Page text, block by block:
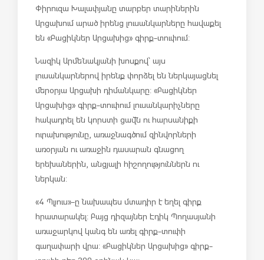
Փիրուզա Խալափյանը տարբեր տարիներին
Արցախում արած իրենց լուսանկարները հավաքել
են «Բացիկներ Արցախից» գիրք-տուփում:
Նազիկ Արմենակյանի խոսքով՝ այս
լուսանկարներով իրենք փորձել են ներկայացնել
մերօրյա Արցախի դիմանկարը: «Բացիկներ
Արցախից» գիրք-տուփում լուսանկարիչները
հակադրել են կորստի ցավն ու հարսանիքի
ուրախությունը, առաջնագծում զինվորների
առօրյան ու առաջին դասարան գնացող
երեխաներին, անցյալի հիշողություններն ու
ներկան:
«4 Պլյուս»-ը նախապես մտադիր է եղել գիրք
հրատարակել: Բայց դիզայներ Էդիկ Պողասյանի
առաջարկով կանգ են առել գիրք-տուփի
գաղափարի վրա: «Բացիկներ Արցախից» գիրք-